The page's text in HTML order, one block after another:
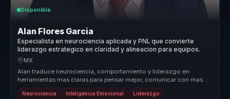
Disponible
Alan Flores Garcia
Especialista en neurociencia aplicada y PNL que convierte
liderazgo estrategico en claridad y alineacion para equipos.
MX
Alan traduce neurociencia, comportamiento y liderazgo en
herramientas mas claras para pensar mejor, comunicar con mas
criterio y tomar de...
Neurociencia Inteligencia Emocional Liderazgo